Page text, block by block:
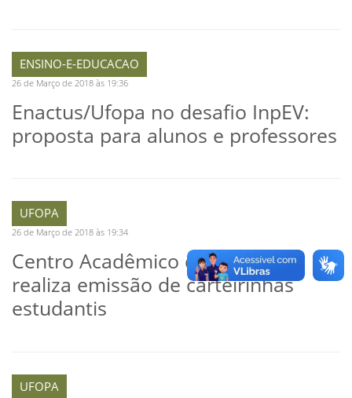
ENSINO-E-EDUCACAO
26 de Março de 2018 às 19:36
Enactus/Ufopa no desafio InpEV:
proposta para alunos e professores
UFOPA
26 de Março de 2018 às 19:34
Centro Acadêmico de Economia
realiza emissão de carteirinhas
estudantis
UFOPA